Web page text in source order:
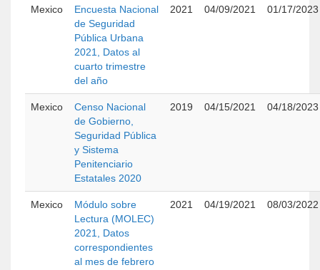
Mexico
Encuesta Nacional
de Seguridad
Pública Urbana
2021, Datos al
cuarto trimestre
del año
2021 04/09/2021 01/17/2023
Mexico
Censo Nacional
de Gobierno,
Seguridad Pública
y Sistema
Penitenciario
Estatales 2020
2019 04/15/2021 04/18/2023
Mexico
Módulo sobre
Lectura (MOLEC)
2021, Datos
correspondientes
al mes de febrero
2021 04/19/2021 08/03/2022